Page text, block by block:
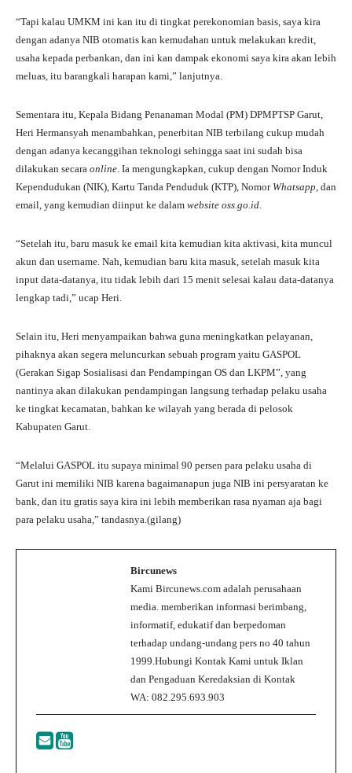
“Tapi kalau UMKM ini kan itu di tingkat perekonomian basis, saya kira
dengan adanya NIB otomatis kan kemudahan untuk melakukan kredit,
usaha kepada perbankan, dan ini kan dampak ekonomi saya kira akan lebih
meluas, itu barangkali harapan kami,” lanjutnya.
Sementara itu, Kepala Bidang Penanaman Modal (PM) DPMPTSP Garut,
Heri Hermansyah menambahkan, penerbitan NIB terbilang cukup mudah
dengan adanya kecanggihan teknologi sehingga saat ini sudah bisa
dilakukan secara online. Ia mengungkapkan, cukup dengan Nomor Induk
Kependudukan (NIK), Kartu Tanda Penduduk (KTP), Nomor Whatsapp, dan
email, yang kemudian diinput ke dalam website oss.go.id.
“Setelah itu, baru masuk ke email kita kemudian kita aktivasi, kita muncul
akun dan username. Nah, kemudian baru kita masuk, setelah masuk kita
input data-datanya, itu tidak lebih dari 15 menit selesai kalau data-datanya
lengkap tadi,” ucap Heri.
Selain itu, Heri menyampaikan bahwa guna meningkatkan pelayanan,
pihaknya akan segera meluncurkan sebuah program yaitu GASPOL
(Gerakan Sigap Sosialisasi dan Pendampingan OS dan LKPM”, yang
nantinya akan dilakukan pendampingan langsung terhadap pelaku usaha
ke tingkat kecamatan, bahkan ke wilayah yang berada di pelosok
Kabupaten Garut.
“Melalui GASPOL itu supaya minimal 90 persen para pelaku usaha di
Garut ini memiliki NIB karena bagaimanapun juga NIB ini persyaratan ke
bank, dan itu gratis saya kira ini lebih memberikan rasa nyaman aja bagi
para pelaku usaha,” tandasnya.(gilang)
Bircunews
Kami Bircunews.com adalah perusahaan
media. memberikan informasi berimbang,
informatif, edukatif dan berpedoman
terhadap undang-undang pers no 40 tahun
1999.Hubungi Kontak Kami untuk Iklan
dan Pengaduan Keredaksian di Kontak
WA: 082.295.693.903